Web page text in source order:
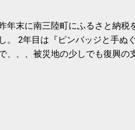
年末に南三陸町にふるさと納税
し。 2年目は『ピンバッジと手ぬ
、、、被災地の少しでも復興の
税になるということもあって始